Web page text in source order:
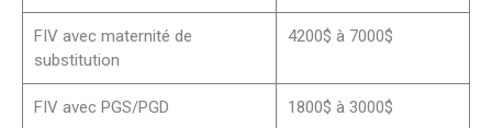
FIV avec maternité de
substitution
4200$ à 7000$
FIV avec PGS/PGD 1800$ à 3000$